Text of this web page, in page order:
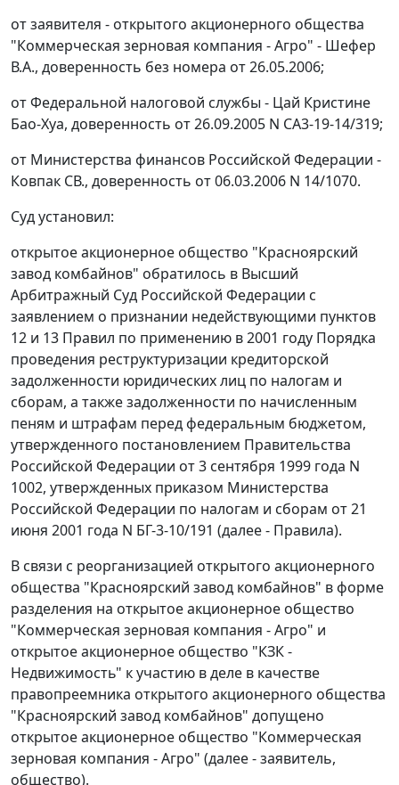
от заявителя - открытого акционерного общества
"Коммерческая зерновая компания - Агро" - Шефер
В.А., доверенность без номера от 26.05.2006;
от Федеральной налоговой службы - Цай Кристине
Бао-Хуа, доверенность от 26.09.2005 N СА3-19-14/319;
от Министерства финансов Российской Федерации -
Ковпак СВ., доверенность от 06.03.2006 N 14/1070.
Суд установил:
открытое акционерное общество "Красноярский
завод комбайнов" обратилось в Высший
Арбитражный Суд Российской Федерации с
заявлением о признании недействующими пунктов
12 и 13 Правил по применению в 2001 году Порядка
проведения реструктуризации кредиторской
задолженности юридических лиц по налогам и
сборам, а также задолженности по начисленным
пеням и штрафам перед федеральным бюджетом,
утвержденного постановлением Правительства
Российской Федерации от 3 сентября 1999 года N
1002, утвержденных приказом Министерства
Российской Федерации по налогам и сборам от 21
июня 2001 года N БГ-3-10/191 (далее - Правила).
В связи с реорганизацией открытого акционерного
общества "Красноярский завод комбайнов" в форме
разделения на открытое акционерное общество
"Коммерческая зерновая компания - Агро" и
открытое акционерное общество "КЗК -
Недвижимость" к участию в деле в качестве
правопреемника открытого акционерного общества
"Красноярский завод комбайнов" допущено
открытое акционерное общество "Коммерческая
зерновая компания - Агро" (далее - заявитель,
общество).